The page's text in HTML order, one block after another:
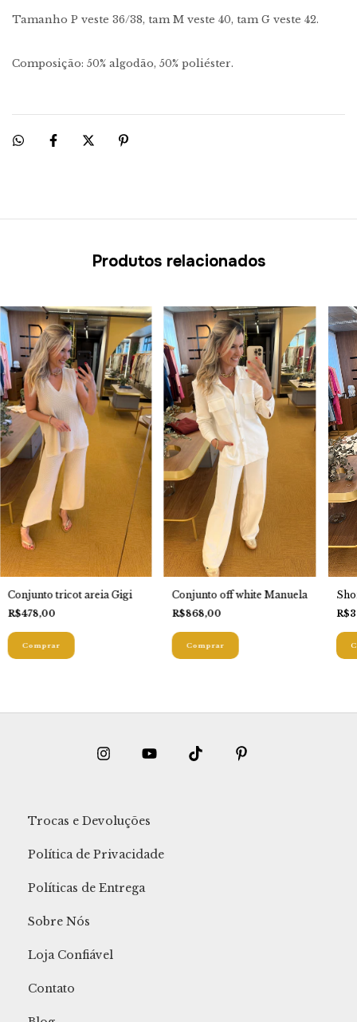
Tamanho P veste 36/38, tam M veste 40, tam G veste 42.
Composição: 50% algodão, 50% poliéster.
Produtos relacionados
Conjunto tricot areia Gigi
R$478,00
Comprar
Conjunto off white Manuela
R$868,00
Comprar
Trocas e Devoluções
Política de Privacidade
Políticas de Entrega
Sobre Nós
Loja Confiável
Contato